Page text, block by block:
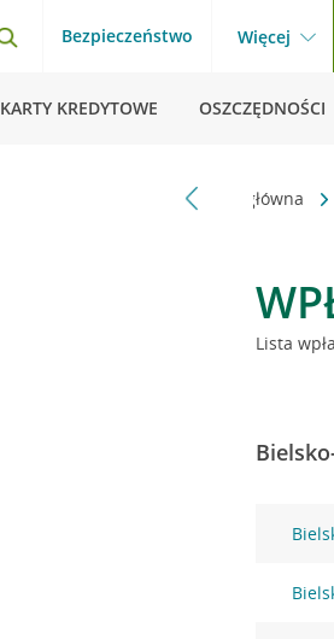
Bezpieczeństwo Więcej
KARTY KREDYTOWE OSZCZĘDNOŚCI
Strona główna
Lista